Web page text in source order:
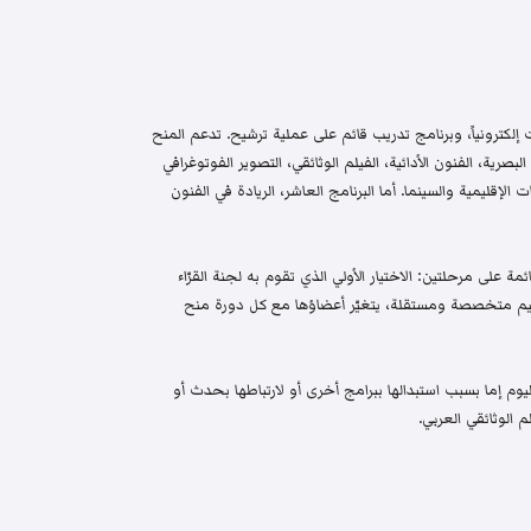
وبرنامج تدريب قائم على عملية ترشيح. تدعم المنح
الفنون الأدائية، الفيلم الوثائقي، التصوير الفوتوغرافي
والسينما. أما البرنامج العاشر، الريادة في الفنون
قائمة على مرحلتين: الاختيار الأولي الذي تقوم به لجنة القرّاء
متخصصة ومستقلة، يتغيّر أعضاؤها مع كل دورة منح
إما بسبب استبدالها ببرامج أخرى أو لارتباطها بحدث أو
الوثائقي العربي.